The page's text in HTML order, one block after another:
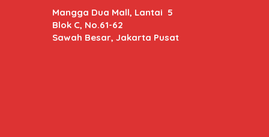
Sawah Besar, Jakarta Pusat